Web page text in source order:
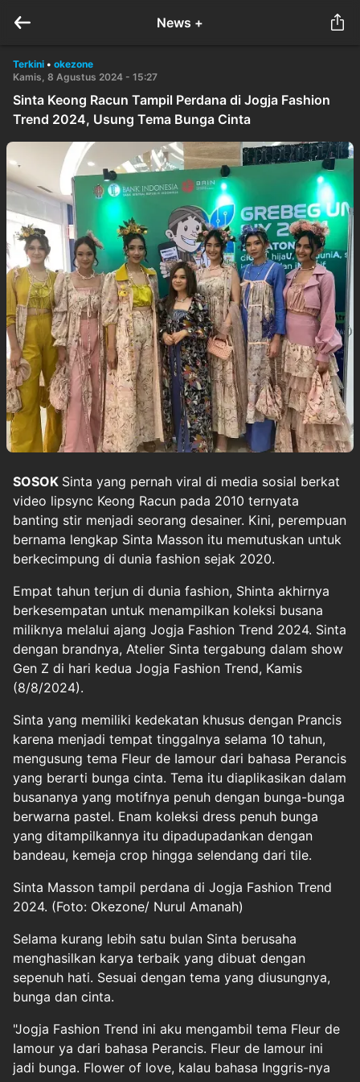
News +
Terkini • okezone
Kamis, 8 Agustus 2024 - 15:27
Sinta Keong Racun Tampil Perdana di Jogja Fashion
Trend 2024, Usung Tema Bunga Cinta
SOSOK Sinta yang pernah viral di media sosial berkat
video lipsync Keong Racun pada 2010 ternyata
banting stir menjadi seorang desainer. Kini, perempuan
bernama lengkap Sinta Masson itu memutuskan untuk
berkecimpung di dunia fashion sejak 2020.
Empat tahun terjun di dunia fashion, Shinta akhirnya
berkesempatan untuk menampilkan koleksi busana
miliknya melalui ajang Jogja Fashion Trend 2024. Sinta
dengan brandnya, Atelier Sinta tergabung dalam show
Gen Z di hari kedua Jogja Fashion Trend, Kamis
(8/8/2024).
Sinta yang memiliki kedekatan khusus dengan Prancis
karena menjadi tempat tinggalnya selama 10 tahun,
mengusung tema Fleur de Iamour dari bahasa Perancis
yang berarti bunga cinta. Tema itu diaplikasikan dalam
busananya yang motifnya penuh dengan bunga-bunga
berwarna pastel. Enam koleksi dress penuh bunga
yang ditampilkannya itu dipadupadankan dengan
bandeau, kemeja crop hingga selendang dari tile.
Sinta Masson tampil perdana di Jogja Fashion Trend
2024. (Foto: Okezone/ Nurul Amanah)
Selama kurang lebih satu bulan Sinta berusaha
menghasilkan karya terbaik yang dibuat dengan
sepenuh hati. Sesuai dengan tema yang diusungnya,
bunga dan cinta.
"Jogja Fashion Trend ini aku mengambil tema Fleur de
Iamour ya dari bahasa Perancis. Fleur de Iamour ini
jadi bunga. Flower of love, kalau bahasa Inggris-nya